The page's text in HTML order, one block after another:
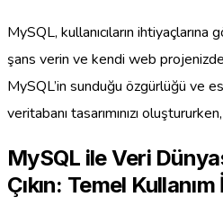
MySQL, kullanıcıların
şans verin ve kendi web
MySQL’in sunduğu özgürlüğü ve
veritabanı tasarımınızı
MySQL ile Veri
Çıkın: Temel Kullanım